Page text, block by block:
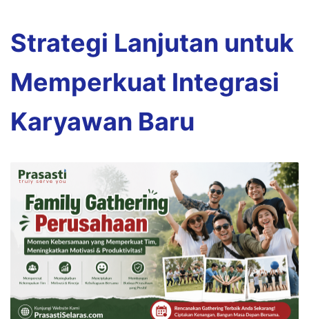
Strategi Lanjutan untuk
Memperkuat Integrasi
Karyawan Baru